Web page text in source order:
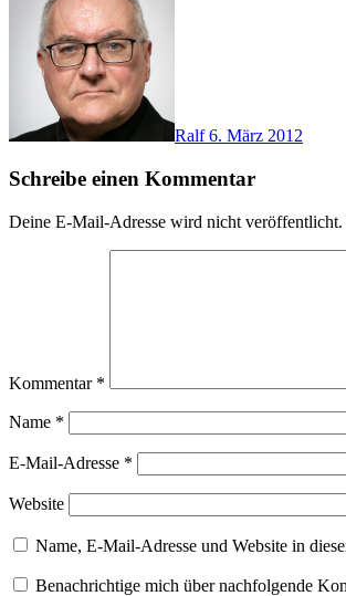
Ralf6. März 2012
Schreibe einen Kommentar
Deine E-Mail-Adresse wird nicht veröffentlicht.
Kommentar *
Name *
E-Mail-Adresse *
Website
Name, E-Mail-Adresse und Website in
Benachrichtige mich über nachfolgende